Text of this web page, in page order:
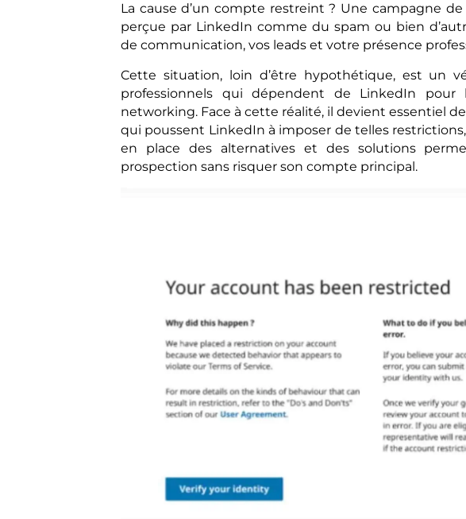
La cause d’un compte restreint ? Une campagne
perçue par LinkedIn comme du spam ou bien
de communication, vos leads et votre présence
Cette situation, loin d’être hypothétique, est un
professionnels qui dépendent de LinkedIn
networking. Face à cette réalité, il devient essentiel
qui poussent LinkedIn à imposer de telles
en place des alternatives et des solutions
prospection sans risquer son compte principal.